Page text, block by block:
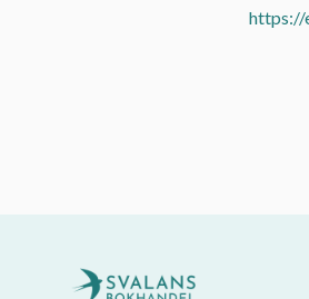
https://